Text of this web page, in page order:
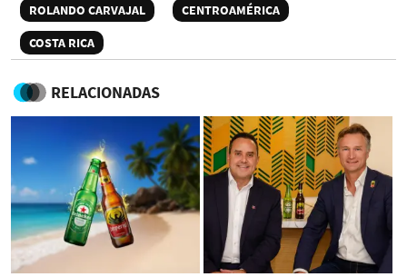
ROLANDO CARVAJAL
CENTROAMÉRICA
COSTA RICA
RELACIONADAS